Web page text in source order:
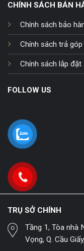
CHÍNH SÁCH BÁN
Chính sách bảo
Chính sách trả góp
Chính sách lắp đặt
FOLLOW US
TRỤ SỞ CHÍNH
Tầng 1, Tòa nhà
Vọng, Q. Cầu